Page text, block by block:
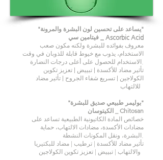
"يساعد على تحسين لون البشرة والمرونة"
فيتامين سي _ Ascorbic Acid
معروف بفوائده للبشرة ولكنه مكون صعب
الاستخدام، يذوب مع خيوط قابلة للذوبان في وقت
تأثير مضاد للأكسدة | تبييض | تعزيز تكوين
الكولاجين | تسريع شفاء الجروح | تأثير مضاد
"بوليمر طبيعي صديق للبشرة"
الكيتوسان _ Chitosan
خصائص المادة الكاتيونية الطبيعية تساعد على
مضادات الأكسدة، مضادات الالتهاب، حماية
تأثير مضاد للأكسدة | ترطيب | مضاد للبكتيريا